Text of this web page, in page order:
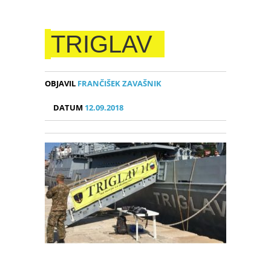
TRIGLAV
OBJAVIL FRANČIŠEK ZAVAŠNIK
DATUM 12.09.2018